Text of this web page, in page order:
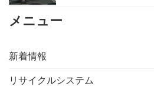
メニュー
新着情報
リサイクルシステム